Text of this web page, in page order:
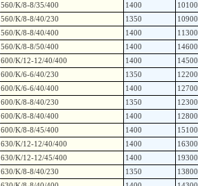
560/K/8-8/35/400
1400 10100
560/K/8-8/40/230
1350 10900
560/K/8-8/40/400
1400 11300
560/K/8-8/50/400
1400 14600
600/K/12-12/40/400
1400 14500
600/K/6-6/40/230
1350 12200
600/K/6-6/40/400
1400 12700
600/K/8-8/40/230
1350 12300
600/K/8-8/40/400
1400 12800
600/K/8-8/45/400
1400 15100
630/K/12-12/40/400
1400 16300
630/K/12-12/45/400
1400 19300
630/K/8-8/40/230
1350 13800